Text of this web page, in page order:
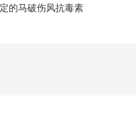
的马破伤风抗毒素